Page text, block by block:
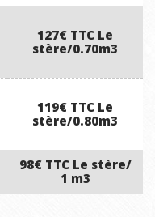
127€ TTC Le
stère/0.70m3
119€ TTC Le
stère/0.80m3
98€ TTC Le stère/
1 m3